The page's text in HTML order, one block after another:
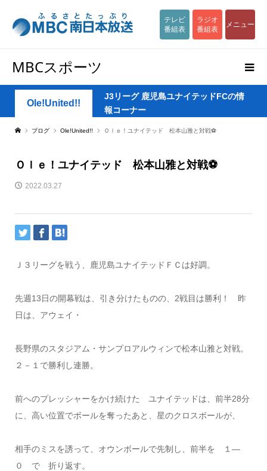
テレビ
番組表
ラジオ
番組表
メニュー
MBCスポーツ
Ole!United!!
J3リーグ 鹿児島ユナイテッドFCの情
報コーナー
ブログ Ole!United!! Ｏｌｅ！ユナイテッド 松本山雅と対戦⚽
Ｏｌｅ！ユナイテッド 松本山雅と対戦⚽
2022.03.27
Ｊ３リーグを戦う、鹿児島ユナイテッドＦＣは好調。
先週13日の開幕戦は、引き分けたものの、2戦目は勝利！ 昨
日は、アウェイ・
長野県のスタジアム・サンプロアルウィンで松本山雅と対戦。
２－１で勝利し連勝。
前へのプレッシャーをかけ続けた ユナイテッドは、前半28分
に、高い位置でボールを奪ったあと、星のクロスボールが、
相手のミスを誘って、オウンボールで先制し、前半を １―
０ で 折り返す。